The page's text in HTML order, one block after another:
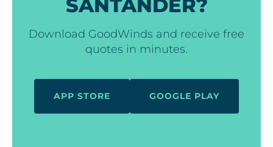
SANTANDER?
Download GoodWinds and receive free
quotes in minutes.
APP STORE GOOGLE PLAY